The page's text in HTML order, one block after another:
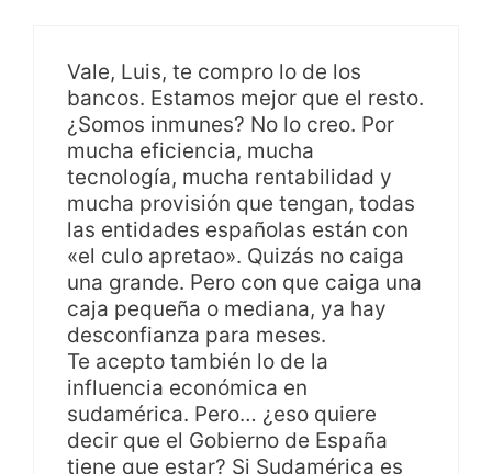
Vale, Luis, te compro lo de los
bancos. Estamos mejor que el resto.
¿Somos inmunes? No lo creo. Por
mucha eficiencia, mucha
tecnología, mucha rentabilidad y
mucha provisión que tengan, todas
las entidades españolas están con
«el culo apretao». Quizás no caiga
una grande. Pero con que caiga una
caja pequeña o mediana, ya hay
desconfianza para meses.
Te acepto también lo de la
influencia económica en
sudamérica. Pero… ¿eso quiere
decir que el Gobierno de España
tiene que estar? Si Sudamérica es